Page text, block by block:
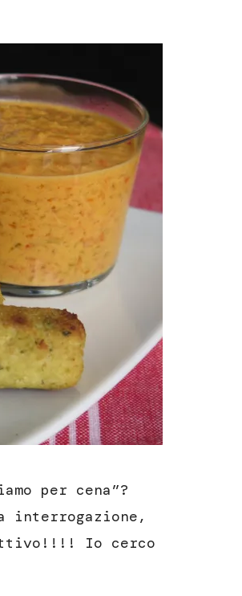
per cena”?
interrogazione,
Io cerco